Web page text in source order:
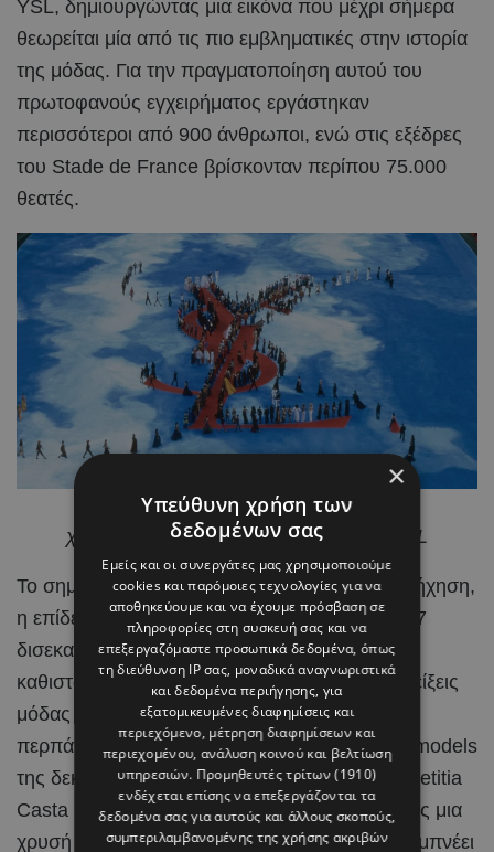
YSL, δημιουργώντας μια εικόνα που μέχρι σήμερα
θεωρείται μία από τις πιο εμβληματικές στην ιστορία
της μόδας. Για την πραγματοποίηση αυτού του
πρωτοφανούς εγχειρήματος εργάστηκαν
περισσότεροι από 900 άνθρωποι, ενώ στις εξέδρες
του Stade de France βρίσκονταν περίπου 75.000
θεατές.
Photo By Pinterest – Η πασαρέλα
χαρακτηριστικό κόκκινο μονόγραμμα YSL
Το σημαντικότερο όμως ήταν η τηλεοπτική απήχηση,
η επίδειξη μεταδόθηκε ζωντανά σε περίπου 1,7
δισεκατομμύρια τηλεθεατές σε όλο τον κόσμο,
καθιστώντας τη μία από τις πιο διάσημες επιδείξεις
μόδας όλων των εποχών. Στην πασαρέλα
περπάτησαν μερικά από τα μεγαλύτερα supermodels
της δεκαετίας του ’90, όπως οι Carla Bruni, Laetitia
Casta και Adriana Karembeu, εκπροσωπώντας μια
χρυσή εποχή της μόδας που εξακολουθεί να εμπνέει
×
Υπεύθυνη χρήση των
δεδομένων σας
Εμείς και οι συνεργάτες μας χρησιμοποιούμε
cookies και παρόμοιες τεχνολογίες για να
αποθηκεύουμε και να έχουμε πρόσβαση σε
πληροφορίες στη συσκευή σας και να
επεξεργαζόμαστε προσωπικά δεδομένα, όπως
τη διεύθυνση IP σας, μοναδικά αναγνωριστικά
και δεδομένα περιήγησης, για
εξατομικευμένες διαφημίσεις και
περιεχόμενο, μέτρηση διαφημίσεων και
περιεχομένου, ανάλυση κοινού και βελτίωση
υπηρεσιών. Προμηθευτές τρίτων (1910)
ενδέχεται επίσης να επεξεργάζονται τα
δεδομένα σας για αυτούς και άλλους σκοπούς,
συμπεριλαμβανομένης της χρήσης ακριβών